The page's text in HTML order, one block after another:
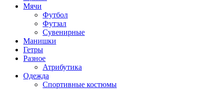
Мячи
Футбол
Футзал
Сувенирные
Манишки
Гетры
Разное
Атрибутика
Одежда
Спортивные костюмы